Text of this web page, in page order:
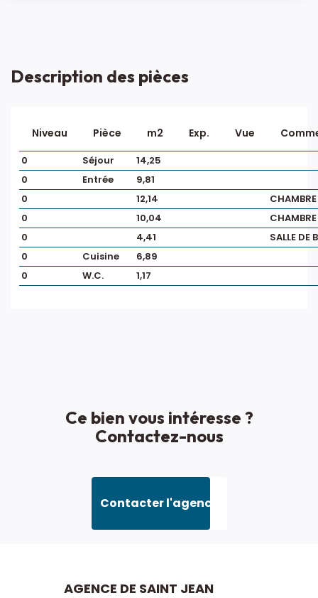
Description des pièces
Niveau Pièce m2 Exp. Vue
0 Séjour
14,25
0
Entrée
9,81
0
12,14
0
10,04
0
4,41
SALLE DE
0
Cuisine
6,89
0
W.C. 1,17
Ce bien vous intéresse ?
Contactez-nous
Contacter l'agence
AGENCE DE SAINT JEAN